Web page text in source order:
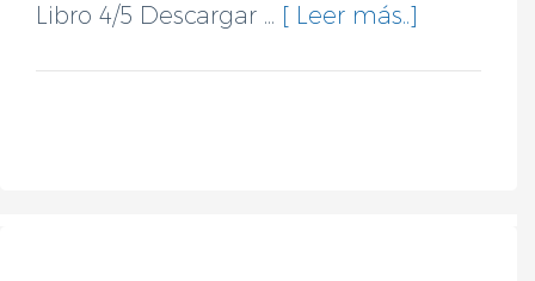
Libro 4/5 Descargar ... [ Leer más..]